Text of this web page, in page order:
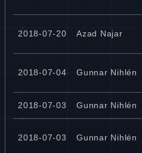
2018-07-20 Azad Najar
2018-07-04 Gunnar Nihlén
2018-07-03 Gunnar Nihlén
2018-07-03 Gunnar Nihlén